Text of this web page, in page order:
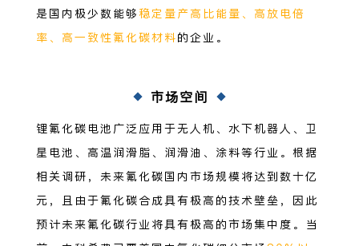
是国内极少数能够 稳定量产高比能量、高放电倍
率、高一致性氟化碳材料的企业。
市场空间
锂氟化碳电池广泛应用于无人机、水下机器人、卫
星电池、高温润滑脂、润滑油、涂料等行业。根据
相关调研，未来氟化碳国内市场规模将达到数十亿
元，且由于氟化碳合成具有极高的技术壁垒，因此
预计未来氟化碳行业将具有极高的市场集中度。当